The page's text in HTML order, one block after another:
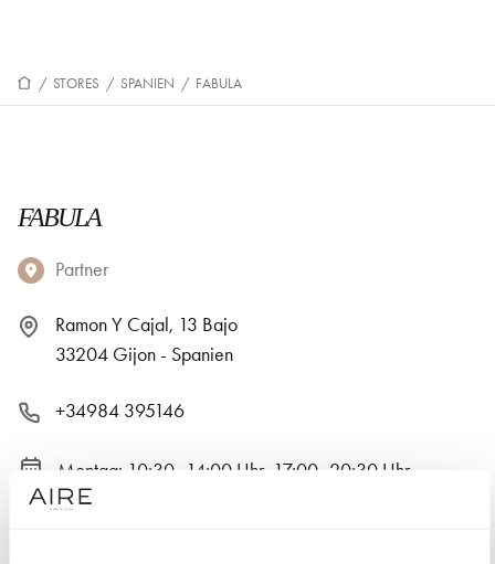
/ STORES / SPANIEN / FABULA
FABULA
Partner
Ramon Y Cajal, 13 Bajo
33204 Gijon - Spanien
+34984 395146
Montag: 10:30–14:00 Uhr, 17:00–20:30 Uhr
Dienstag: 10:30–14:00 Uhr, 17:00–20:30 Uhr